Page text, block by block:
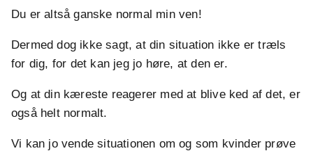
Du er altså ganske normal min ven!
Dermed dog ikke sagt, at din situation ikke er træls
for dig, for det kan jeg jo høre, at den er.
Og at din kæreste reagerer med at blive ked af det, er
også helt normalt.
Vi kan jo vende situationen om og som kvinder prøve